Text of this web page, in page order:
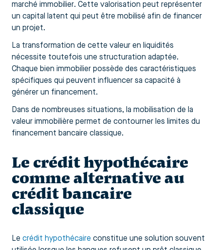
marché immobilier. Cette valorisation peut représenter
un capital latent qui peut être mobilisé afin de financer
un projet.
La transformation de cette valeur en liquidités
nécessite toutefois une structuration adaptée.
Chaque bien immobilier possède des caractéristiques
spécifiques qui peuvent influencer sa capacité à
générer un financement.
Dans de nombreuses situations, la mobilisation de la
valeur immobilière permet de contourner les limites du
financement bancaire classique.
Le crédit hypothécaire
comme alternative au
crédit bancaire
classique
Le crédit hypothécaire constitue une solution souvent